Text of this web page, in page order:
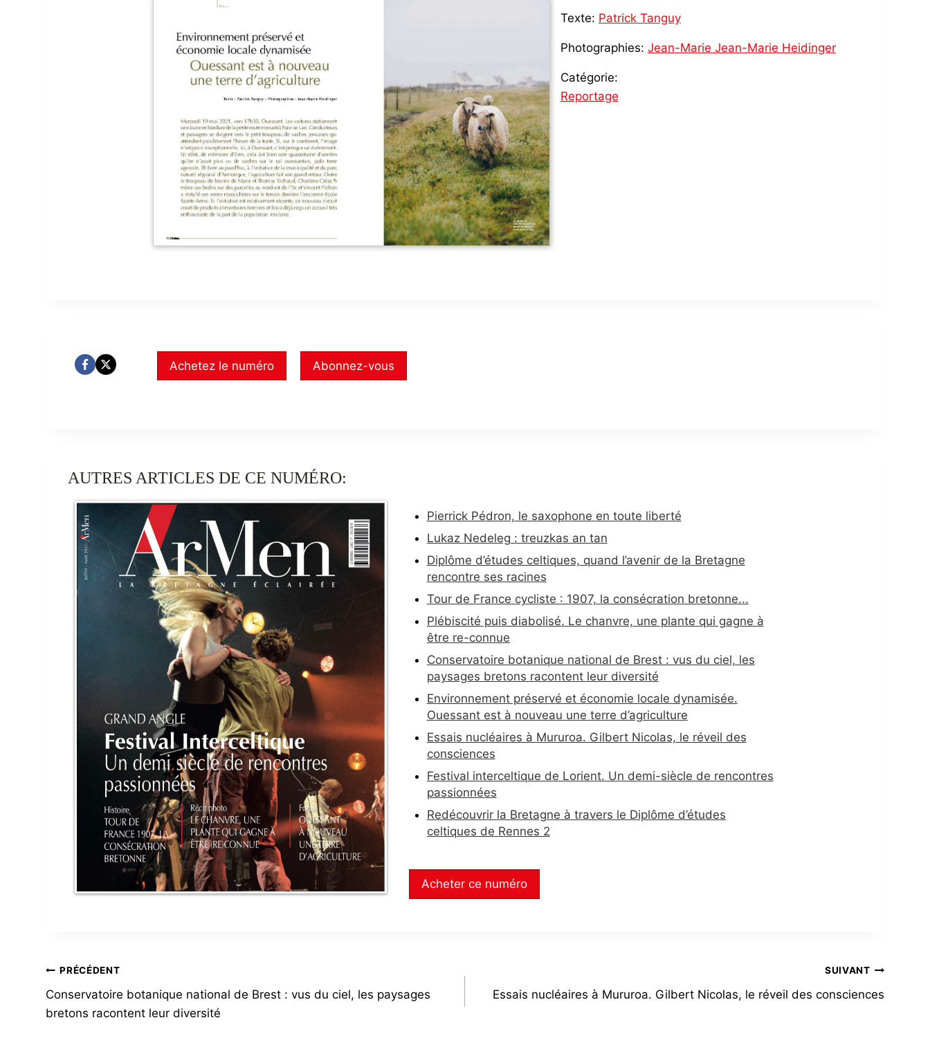
Texte: Patrick Tanguy
Photographies: Jean-Marie Jean-Marie Heidinger
Catégorie:
Reportage
Achetez le numéro Abonnez-vous
AUTRES ARTICLES DE CE NUMÉRO:
Pierrick Pédron, le saxophone en toute liberté
Lukaz Nedeleg : treuzkas an tan
Diplôme d’études celtiques, quand l’avenir de la Bretagne
rencontre ses racines
Tour de France cycliste : 1907, la consécration bretonne...
Plébiscité puis diabolisé. Le chanvre, une plante qui gagne à
être re-connue
Conservatoire botanique national de Brest : vus du ciel, les
paysages bretons racontent leur diversité
Environnement préservé et économie locale dynamisée.
Ouessant est à nouveau une terre d’agriculture
Essais nucléaires à Mururoa. Gilbert Nicolas, le réveil des
consciences
Festival interceltique de Lorient. Un demi-siècle de rencontres
passionnées
Redécouvrir la Bretagne à travers le Diplôme d’études
celtiques de Rennes 2
Acheter ce numéro
NAVIGATION
DE
PRÉCÉDENT
Conservatoire botanique national de Brest : vus du ciel, les paysages
bretons racontent leur diversité
SUIVANT
Essais nucléaires à Mururoa. Gilbert Nicolas, le réveil des consciences